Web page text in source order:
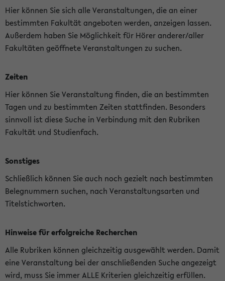
Hier können Sie sich alle Veranstaltungen, die an einer
bestimmten Fakultät angeboten werden, anzeigen lassen.
Außerdem haben Sie Möglichkeit für Hörer anderer/aller
Fakultäten geöffnete Veranstaltungen zu suchen.
Zeiten
Hier können Sie Veranstaltung finden, die an bestimmten
Tagen und zu bestimmten Zeiten stattfinden. Besonders
sinnvoll ist diese Suche in Verbindung mit den Rubriken
Fakultät und Studienfach.
Sonstiges
Schließlich können Sie auch noch gezielt nach bestimmten
Belegnummern suchen, nach Veranstaltungsarten und
Titelstichworten.
Hinweise für erfolgreiche Recherchen
Alle Rubriken können gleichzeitig ausgewählt werden. Damit
eine Veranstaltung bei der anschließenden Suche angezeigt
wird, muss Sie immer ALLE Kriterien gleichzeitig erfüllen.